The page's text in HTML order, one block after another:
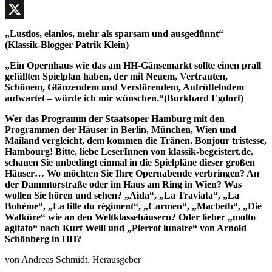
Facebook
X
„Lustlos, elanlos, mehr als sparsam und ausgedünnt“
(Klassik-Blogger Patrik Klein)
„Ein Opernhaus wie das am HH-Gänsemarkt sollte einen prall
gefüllten Spielplan haben, der mit Neuem, Vertrauten,
Schönem, Glänzendem und Verstörendem, Aufrüttelndem
aufwartet – würde ich mir wünschen.“(Burkhard Egdorf)
Wer das Programm der Staatsoper Hamburg mit den
Programmen der Häuser in Berlin, München, Wien und
Mailand vergleicht, dem kommen die Tränen. Bonjour tristesse,
Hambourg! Bitte, liebe LeserInnen von klassik-begeistert.de,
schauen Sie unbedingt einmal in die Spielpläne dieser großen
Häuser… Wo möchten Sie Ihre Opernabende verbringen? An
der Dammtorstraße oder im Haus am Ring in Wien? Was
wollen Sie hören und sehen? „Aida“, „La Traviata“, „La
Bohème“, „La fille du régiment“, „Carmen“, „Macbeth“, „Die
Walküre“ wie an den Weltklassehäusern? Oder lieber „molto
agitato“ nach Kurt Weill und „Pierrot lunaire“ von Arnold
Schönberg in HH?
von Andreas Schmidt, Herausgeber